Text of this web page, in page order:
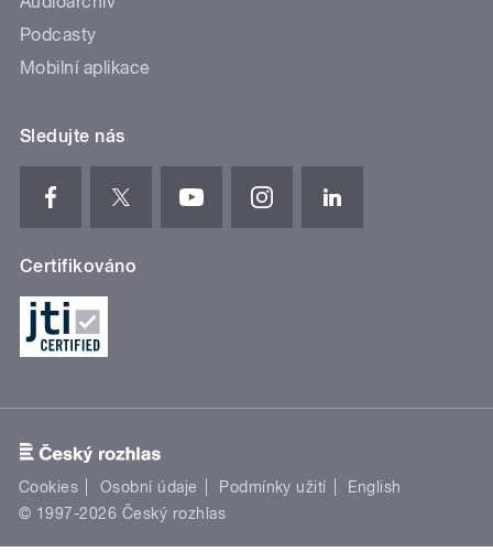
Podcasty
Mobilní aplikace
Sledujte nás
Certifikováno
Cookies Osobní údaje Podmínky užití
English
© 1997-2026 Český rozhlas